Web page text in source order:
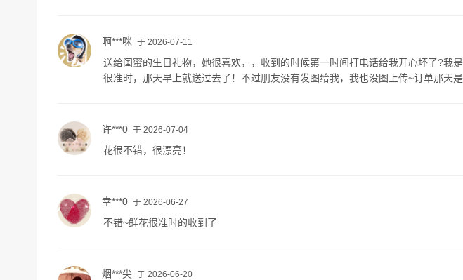
啊***咪 于 2026-07-11
送给闺蜜的生日礼物，她很喜欢，，收到的时候第一时间打电话给我开心坏了?我
很准时，那天早上就送过去了！不过朋友没有发图给我，我也没图上传~订单那天
许***0 于 2026-07-04
花很不错，很漂亮！
幸***0 于 2026-06-27
不错~鲜花很准时的收到了
烟***尖 于 2026-06-20